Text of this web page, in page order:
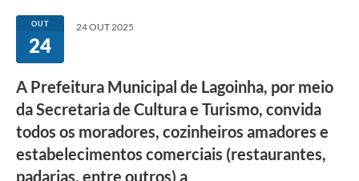
Publicações Oficiais
Contato
Formulário elaboração LDO
Formulário Elaboração LOA 2021
OUT
24
24 OUT 2025
A Prefeitura Municipal de Lagoinha, por meio
da Secretaria de Cultura e Turismo, convida
todos os moradores, cozinheiros amadores e
estabelecimentos comerciais (restaurantes,
padarias, entre outros) a